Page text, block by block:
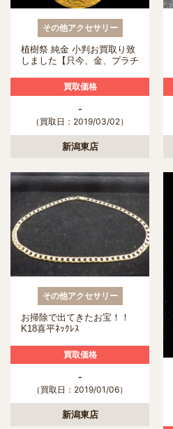
その他アクセサリー
植樹祭 純金 小判お買取り致
しました【只今、金、プラチ
新潟東店】買取価格
-
（買取日：2019/03/02）
新潟東店
その他アクセサリー
お掃除で出てきたお宝！！
K18喜平ﾈｯｸﾚｽ
買取価格
-
（買取日：2019/01/06）
新潟東店